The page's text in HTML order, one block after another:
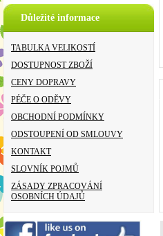
Důležité informace
TABULKA VELIKOSTÍ
DOSTUPNOST ZBOŽÍ
CENY DOPRAVY
PÉČE O ODĚVY
OBCHODNÍ PODMÍNKY
ODSTOUPENÍ OD SMLOUVY
KONTAKT
SLOVNÍK POJMŮ
ZÁSADY ZPRACOVÁNÍ
OSOBNÍCH ÚDAJŮ